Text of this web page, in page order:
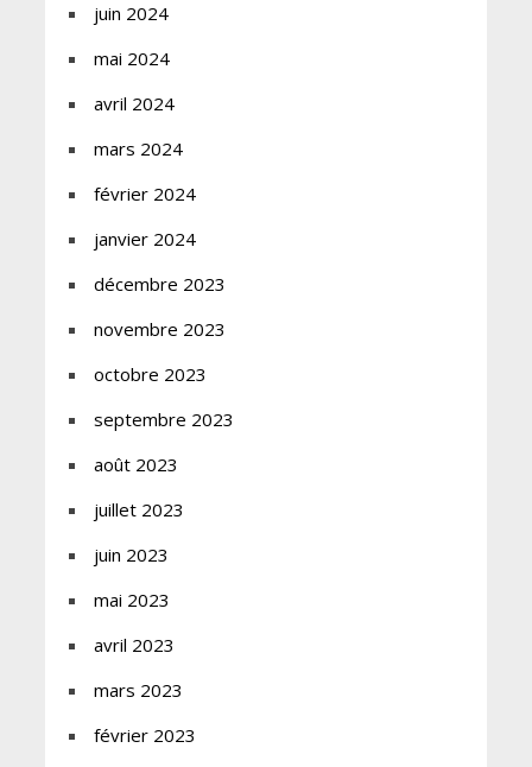
juin 2024
mai 2024
avril 2024
mars 2024
février 2024
janvier 2024
décembre 2023
novembre 2023
octobre 2023
septembre 2023
août 2023
juillet 2023
juin 2023
mai 2023
avril 2023
mars 2023
février 2023